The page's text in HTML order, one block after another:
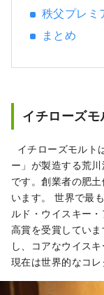
秩父プレミ
まとめ
イチローズモ
イチローズモルト
ー」が製造する荒
です。創業者の肥
います。 世界で最
ルド・ウイスキー
高賞を受賞してい
し、コアなウイス
現在は世界的なコ